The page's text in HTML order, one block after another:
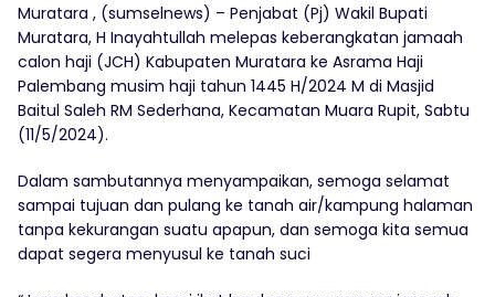
Muratara , (sumselnews) – Penjabat (Pj) Wakil Bupati
Muratara, H Inayahtullah melepas keberangkatan jamaah
calon haji (JCH) Kabupaten Muratara ke Asrama Haji
Palembang musim haji tahun 1445 H/2024 M di Masjid
Baitul Saleh RM Sederhana, Kecamatan Muara Rupit, Sabtu
(11/5/2024).
Dalam sambutannya menyampaikan, semoga selamat
sampai tujuan dan pulang ke tanah air/kampung halaman
tanpa kekurangan suatu apapun, dan semoga kita semua
dapat segera menyusul ke tanah suci